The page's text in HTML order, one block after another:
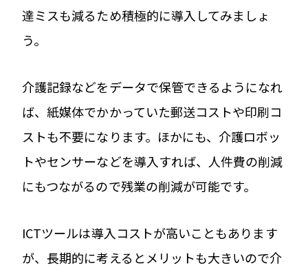
達ミスも減るため積極的に導入してみましょ
う。
介護記録などをデータで保管できるようになれ
ば、紙媒体でかかっていた郵送コストや印刷コ
ストも不要になります。ほかにも、介護ロボッ
トやセンサーなどを導入すれば、人件費の削減
にもつながるので残業の削減が可能です。
ICTツールは導入コストが高いこともあります
が、長期的に考えるとメリットも大きいので介